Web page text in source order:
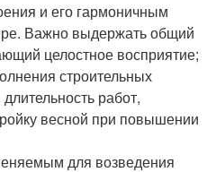
и его гармоничным
Важно выдержать общий
целостное восприятие;
строительных
работ,
весной при повышении
для возведения